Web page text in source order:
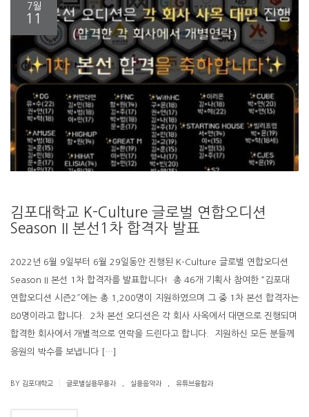
7월
11
김포대학교 K-Culture 글로벌 연합오디션
Season II 본선1차 합격자 발표
2022년 6월 9일부터 6월 29일동안 진행된 K-Culture 글로벌 연합오디션
Season II 본선 1차 합격자를 발표합니다! ​ 총 46개 기획사 참여한 “김포대
연합오디션 시즌2″에는 총 1,200명이 지원하였으며 그 중 1차 본선 합격자는
80명이라고 합니다. ​ 2차 본선 오디션은 각 회사 사옥에서 대면으로 진행되며
합격한 회사에서 개별적으로 연락을 드린다고 합니다. ​ 지원하신 모든 분들께
응원의 박수를 보냅니다 […]
BY 김포대학교 글로벌실용무용과 실용음악과 유튜브융합과